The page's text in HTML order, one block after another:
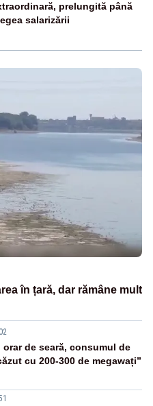
prelungită până
salarizării
în țară, dar rămâne mult
de seară, consumul de
cu 200-300 de megawați”